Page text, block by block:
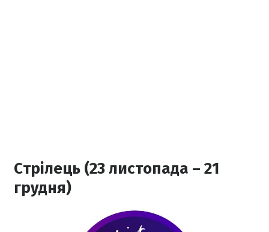
Стрілець (23 листопада – 21
грудня)